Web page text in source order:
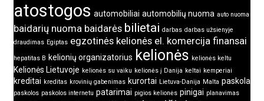
atostogos automobiliai automobilių nuoma auto nuoma
baidarių nuoma baidarės bilietai darbas darbas užsienyje
draudimas Egiptas egzotinės kelionės el. komercija finansai
hepatitas B kelionių organizatorius kelionės kelionės keltu
Kelionės Lietuvoje kelionės su vaiku kelionės į Danija keltai kemperiai
kreditai kreditas krovinių gabenimas kurortai Lietuva-Danija Malta paskola
paskolos paskolos internetu patarimai pigios kelionės pinigai planavimas